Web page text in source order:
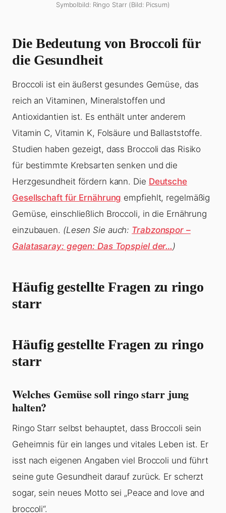
Symbolbild: Ringo Starr (Bild: Picsum)
Die Bedeutung von Broccoli für
die Gesundheit
Broccoli ist ein äußerst gesundes Gemüse, das
reich an Vitaminen, Mineralstoffen und
Antioxidantien ist. Es enthält unter anderem
Vitamin C, Vitamin K, Folsäure und Ballaststoffe.
Studien haben gezeigt, dass Broccoli das Risiko
für bestimmte Krebsarten senken und die
Herzgesundheit fördern kann. Die Deutsche
Gesellschaft für Ernährung empfiehlt, regelmäßig
Gemüse, einschließlich Broccoli, in die Ernährung
einzubauen. (Lesen Sie auch: Trabzonspor –
Galatasaray: gegen: Das Topspiel der…)
Häufig gestellte Fragen zu ringo
starr
Häufig gestellte Fragen zu ringo
starr
Welches Gemüse soll ringo starr jung
halten?
Ringo Starr selbst behauptet, dass Broccoli sein
Geheimnis für ein langes und vitales Leben ist. Er
isst nach eigenen Angaben viel Broccoli und führt
seine gute Gesundheit darauf zurück. Er scherzt
sogar, sein neues Motto sei „Peace and love and
broccoli“.